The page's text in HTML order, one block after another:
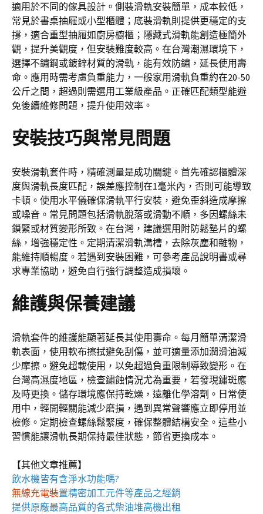
適用於不同的傢具設計。側裝滑軌安裝簡單，成本較低，
常見於書桌抽屜或小型櫃體；底裝滑軌則提供更穩定的支
撐，適合重型抽屜如廚房櫥櫃；隱藏式滑軌能創造極簡外
觀，提升美觀度，但安裝難度較高。在台灣潮濕環境下，
選擇不鏽鋼或鍍鋅材質的滑軌，能有效防鏽，延長使用壽
命。應用時需考慮負重能力，一般家用滑軌負重約在20-50
公斤之間，超過則需選用工業級產品。正確匹配類型能避
免後續維修問題，提升使用效率。
安裝技巧與常見問題
安裝滑軌套件時，精確測量是成功關鍵。首先確認櫃體深
度與滑軌長度匹配，誤差應控制在1毫米內，否則可能導致
卡頓。使用水平儀確保滑軌平行安裝，避免歪斜造成摩擦
或噪音。常見問題包括滑軌脫落或滑動不順，多因螺絲未
鎖緊或材質變形所致。在台灣，建議選用附防鬆墊片的螺
絲，增強穩定性。定期清潔滑軌溝槽，去除灰塵和雜物，
能維持順暢度。若遇到安裝困難，可參考產品說明書或尋
求專業協助，避免自行強行調整造成損壞。
維護與保養建議
滑軌套件的維護能顯著延長其使用壽命。每月簡單清潔滑
軌表面，使用軟布擦拭避免刮傷，並可適量添加潤滑油減
少摩擦。避免超載使用，以免超過負重限制導致變形。在
台灣高濕度地區，檢查鏽蝕情況尤為重要，若發現鏽斑應
及時更換。儲存環境應保持乾燥，遠離化學溶劑。日常使
用中，輕開輕關能減少磨損，遇到異常聲響應立即停用並
檢修。定期檢查螺絲鬆緊度，確保整體結構安全。這些小
習慣能讓滑軌長期保持最佳狀態，節省更換成本。
【其他文章推薦】
飲水機皆有含淨水功能嗎?
無線充電裝置精密加工元件等產品之經銷
提供原廠最高品質的各式柴油堆高機出租